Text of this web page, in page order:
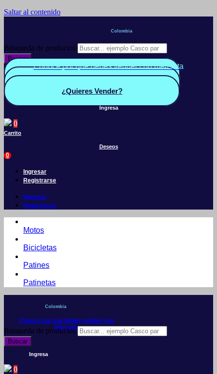
Saltar al contenido
Colombia
Búsqueda de productos
Buscar
Conoce por qué debes vender con mercleta
Quiero Vender
¿Quieres Vender?
Ingresa
0
Carrito
Deseos
0
Ingresar
Registrarse
Ingresar
Registrarse
Motos
Bicicletas
Patines
Patinetas
Colombia
Conoce por qué debes vender con
Mercleta
Búsqueda de productos
Buscar
Ingresa
0